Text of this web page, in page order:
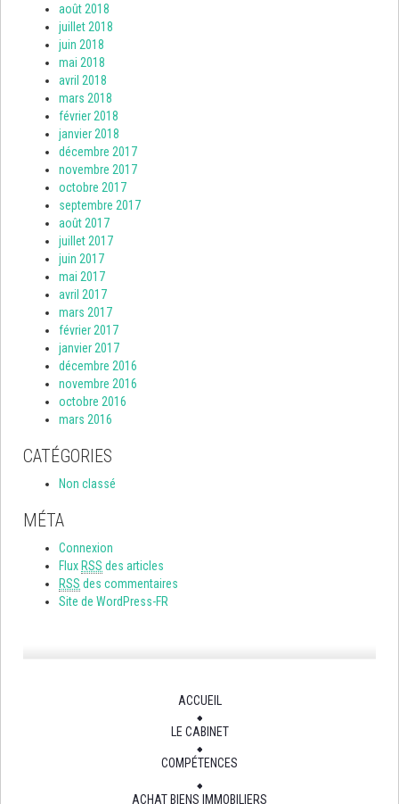
août 2018
juillet 2018
juin 2018
mai 2018
avril 2018
mars 2018
février 2018
janvier 2018
décembre 2017
novembre 2017
octobre 2017
septembre 2017
août 2017
juillet 2017
juin 2017
mai 2017
avril 2017
mars 2017
février 2017
janvier 2017
décembre 2016
novembre 2016
octobre 2016
mars 2016
CATÉGORIES
Non classé
MÉTA
Connexion
Flux RSS des articles
RSS des commentaires
Site de WordPress-FR
ACCUEIL
LE CABINET
COMPÉTENCES
ACHAT BIENS IMMOBILIERS